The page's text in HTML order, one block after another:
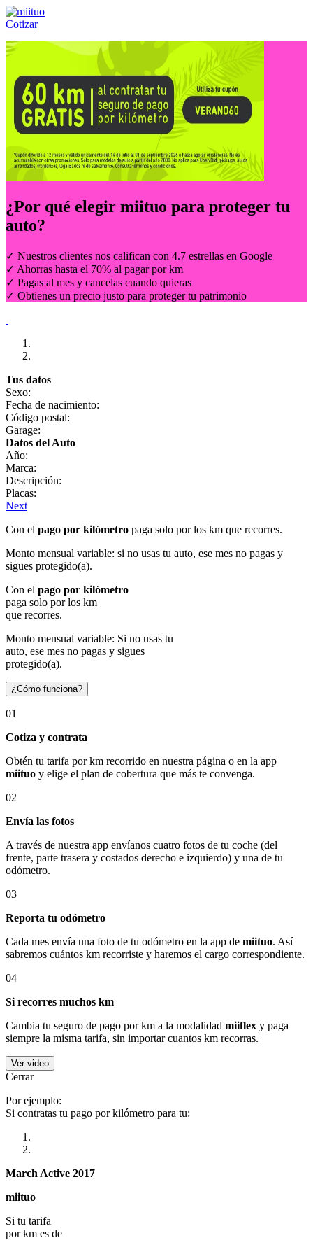
Cotizar
Llámanos al:(55) 84-21-05-00 ó
¿Por qué elegir miituo para proteger tu
auto?
✓ Nuestros clientes nos califican con 4.7 estrellas en Google
✓ Ahorras hasta el 70% al pagar por km
✓ Pagas al mes y cancelas cuando quieras
✓ Obtienes un precio justo para proteger tu patrimonio
Tus datos
Sexo:
Fecha de nacimiento:
Código postal:
Garage:
Datos del Auto
Año:
Marca:
Descripción:
Placas:
Next
Con el pago por kilómetro paga solo por los km que recorres.
Monto mensual variable: si no usas tu auto, ese mes no pagas y
sigues protegido(a).
Con el pago por kilómetro
paga solo por los km
que recorres.
Monto mensual variable: Si no usas tu
auto, ese mes no pagas y sigues
protegido(a).
¿Cómo funciona?
01
Cotiza y contrata
Obtén tu tarifa por km recorrido en nuestra página o en la app
miituo y elige el plan de cobertura que más te convenga.
02
Envía las fotos
A través de nuestra app envíanos cuatro fotos de tu coche (del
frente, parte trasera y costados derecho e izquierdo) y una de tu
odómetro.
03
Reporta tu odómetro
Cada mes envía una foto de tu odómetro en la app de miituo. Así
sabremos cuántos km recorriste y haremos el cargo correspondiente.
04
Si recorres muchos km
Cambia tu seguro de pago por km a la modalidad miiflex y paga
siempre la misma tarifa, sin importar cuantos km recorras.
Ver video
Cerrar
Por ejemplo:
Si contratas tu pago por kilómetro para tu:
March Active 2017
miituo
Si tu tarifa
por km es de